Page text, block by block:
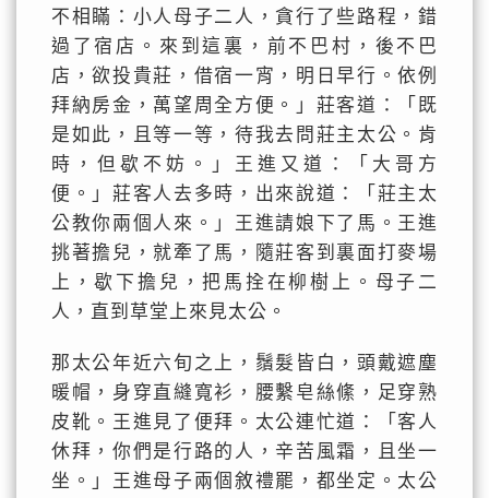
不相瞞：小人母子二人，貪行了些路程，錯
過了宿店。來到這裏，前不巴村，後不巴
店，欲投貴莊，借宿一宵，明日早行。依例
拜納房金，萬望周全方便。」莊客道：「既
是如此，且等一等，待我去問莊主太公。肯
時，但歇不妨。」王進又道：「大哥方
便。」莊客人去多時，出來說道：「莊主太
公教你兩個人來。」王進請娘下了馬。王進
挑著擔兒，就牽了馬，隨莊客到裏面打麥場
上，歇下擔兒，把馬拴在柳樹上。母子二
人，直到草堂上來見太公。
那太公年近六旬之上，鬚髮皆白，頭戴遮塵
暖帽，身穿直縫寬衫，腰繫皂絲絛，足穿熟
皮靴。王進見了便拜。太公連忙道：「客人
休拜，你們是行路的人，辛苦風霜，且坐一
坐。」王進母子兩個敘禮罷，都坐定。太公